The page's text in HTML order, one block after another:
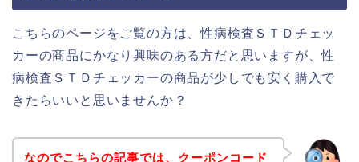
こちらのページをご覧の方は、性病検査ＳＴＤチェッ
カーの商品にかなり興味のある方だと思いますが、性
病検査ＳＴＤチェッカーの商品が少しでも安く購入で
きたらいいと思いませんか？
なのでこちらの記事では、クーポンコード